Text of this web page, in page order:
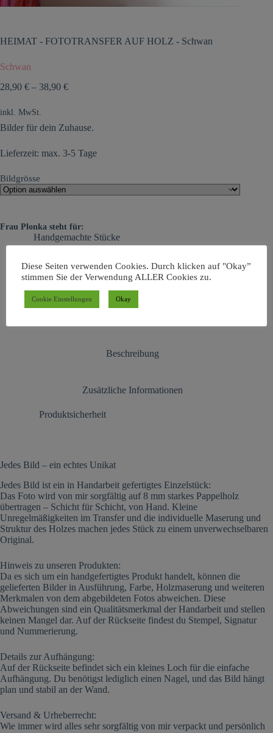
HEIMAT - FOTOTRANSFER AUF HOLZ - Schwan
Schwan
28,90 € – 38,90 €
inkl. MwSt.
Bilder für dein Zuhause.
Lieferzeit: max. 3-5 Tage
Bildgrösse
Frau Plonka steht für:
Handgemachte Stücke
Kleine Auflagen
Auch als besonderes Geschenk
Dinge mit Persönlichkeit
Beschreibung
Zusätzliche Informationen
Produktsicherheit
Jedes Bild – ein echtes Unikat
Jedes Bild ist ein in Handarbeit gefertigtes Einzelstück:
Das Foto wird von mir sorgfältig auf 8 mm starkes Pappelholz
übertragen – Schicht für Schicht, von Hand. Kleine
Unregelmäßigkeiten im Transfer und die individuelle Maserung und
Struktur des Holzes machen jedes Stück zu einem unverwechselbaren
Original.
Hinweis zu unseren Produkten:
Da es sich um ein handgefertigtes Produkt handelt, können die
gelieferten Bilder in Ausführung, Farbe, Holzmaserung und weiteren
Merkmalen von dem abgebildeten Fotos abweichen. Diese
Abweichungen sind ein Qualitätsmerkmal der Handarbeit und stellen
keinen Mangel dar. Auf der Rückseite findest du Stempel, Signatur
und Nummerierung.
Details zur Aufhängung:
Auf der Rückseite befindet sich ein kleines Loch für die einfache
Aufhängung. Du benötigst lediglich einen Nagel, und das Bild hängt
plan und stabil an der Wand.
Versand & Urheberrecht:
Wie immer wird alles sehr sorgfältig von mir verpackt und persönlich
Diese Seiten verwenden Cookies. Durch klicken auf "Okay”
stimmen Sie der Verwendung ALLER Cookies zu.
Cookie Einstellungen Okay